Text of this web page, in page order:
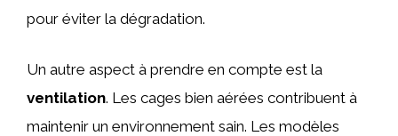
pour éviter la dégradation.
Un autre aspect à prendre en compte est la
ventilation. Les cages bien aérées contribuent à
maintenir un environnement sain. Les modèles